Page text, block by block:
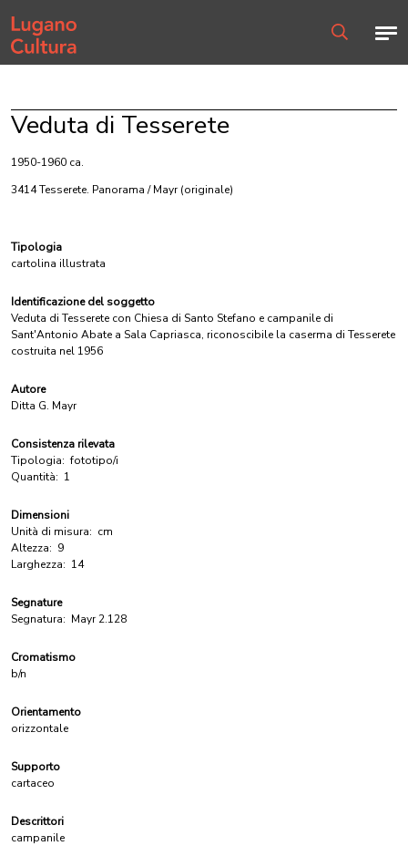
Home page
Veduta di Tesserete
1950-1960 ca.
3414 Tesserete. Panorama / Mayr (originale)
Tipologia
cartolina illustrata
Identificazione del soggetto
Veduta di Tesserete con Chiesa di Santo Stefano e campanile di
Sant'Antonio Abate a Sala Capriasca, riconoscibile la caserma di Tesserete
costruita nel 1956
Autore
Ditta G. Mayr
Consistenza rilevata
Tipologia: fototipo/i
Quantità: 1
Dimensioni
Unità di misura: cm
Altezza: 9
Larghezza: 14
Segnature
Segnatura: Mayr 2.128
Cromatismo
b/n
Orientamento
orizzontale
Supporto
cartaceo
Descrittori
campanile